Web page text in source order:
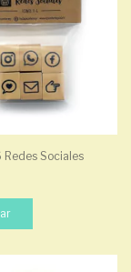
Redes Sociales